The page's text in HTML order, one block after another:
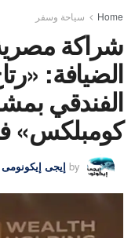
Home سياحة وسفر
شراكة
الضيافة:
الفندقي
كومبلكس»
by إيجى إيكونومى